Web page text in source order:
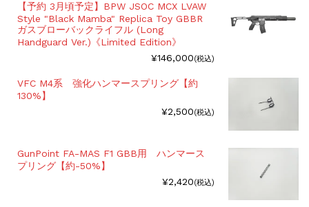
【予約 3月頃予定】BPW JSOC MCX LVAW
Style "Black Mamba" Replica Toy GBBR
ガスブローバックライフル (Long
Handguard Ver.)《Limited Edition》
¥146,000(税込)
VFC M4系 強化ハンマースプリング【約
130%】
¥2,500(税込)
GunPoint FA-MAS F1 GBB用 ハンマース
プリング【約-50%】
¥2,420(税込)